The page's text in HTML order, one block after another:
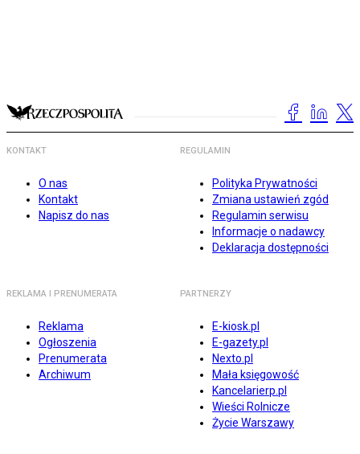
KONTAKT
O nas
Kontakt
Napisz do nas
REGULAMIN
Polityka Prywatności
Zmiana ustawień zgód
Regulamin serwisu
Informacje o nadawcy
Deklaracja dostępności
REKLAMA I PRENUMERATA
Reklama
Ogłoszenia
Prenumerata
Archiwum
PARTNERZY
E-kiosk.pl
E-gazety.pl
Nexto.pl
Mała księgowość
Kancelarierp.pl
Wieści Rolnicze
Życie Warszawy